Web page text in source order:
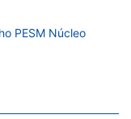
PESM Núcleo